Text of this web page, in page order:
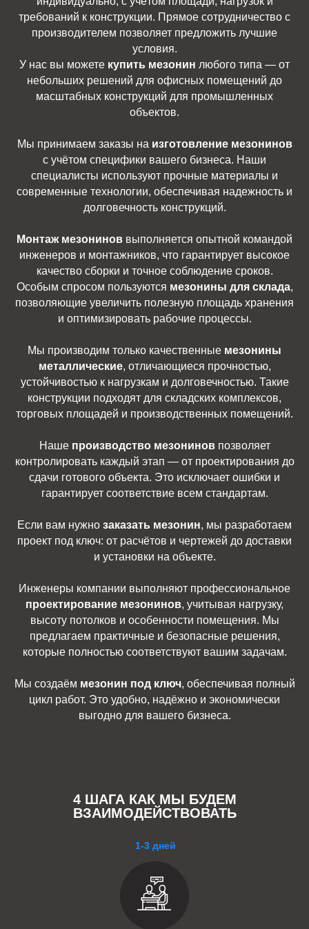
требований к конструкции. Прямое сотрудничество с
производителем позволяет предложить лучшие
условия.
У нас вы можете купить мезонин любого типа — от
небольших решений для офисных помещений до
масштабных конструкций для промышленных
объектов.
Мы принимаем заказы на изготовление мезонинов
с учётом специфики вашего бизнеса. Наши
специалисты используют прочные материалы и
современные технологии, обеспечивая надежность и
долговечность конструкций.
Монтаж мезонинов выполняется опытной командой
инженеров и монтажников, что гарантирует высокое
качество сборки и точное соблюдение сроков.
Особым спросом пользуются мезонины для склада,
позволяющие увеличить полезную площадь хранения
и оптимизировать рабочие процессы.
Мы производим только качественные мезонины
металлические, отличающиеся прочностью,
устойчивостью к нагрузкам и долговечностью. Такие
конструкции подходят для складских комплексов,
торговых площадей и производственных помещений.
Наше производство мезониновпозволяет
контролировать каждый этап — от проектирования до
сдачи готового объекта. Это исключает ошибки и
гарантирует соответствие всем стандартам.
Если вам нужно заказать мезонин, мы разработаем
проект под ключ: от расчётов и чертежей до доставки
и установки на объекте.
Инженеры компании выполняют профессиональное
проектирование мезонинов, учитывая нагрузку,
высоту потолков и особенности помещения. Мы
предлагаем практичные и безопасные решения,
которые полностью соответствуют вашим задачам.
Мы создаём мезонин под ключ, обеспечивая полный
цикл работ. Это удобно, надёжно и экономически
выгодно для вашего бизнеса.
4 ШАГА КАК МЫ БУДЕМ
ВЗАИМОДЕЙСТВОВАТЬ
1-3 дней